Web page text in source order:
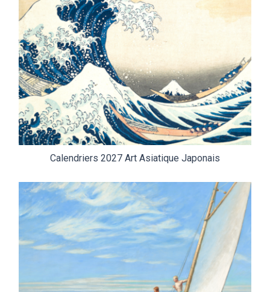
Calendriers 2027 Art Asiatique Japonais